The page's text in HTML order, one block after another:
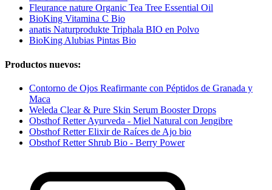
Fleurance nature Organic Tea Tree Essential Oil
BioKing Vitamina C Bio
anatis Naturprodukte Triphala BIO en Polvo
BioKing Alubias Pintas Bio
Productos nuevos:
Contorno de Ojos Reafirmante con Péptidos de Granada y
Maca
Weleda Clear & Pure Skin Serum Booster Drops
Obsthof Retter Ayurveda - Miel Natural con Jengibre
Obsthof Retter Elixir de Raíces de Ajo bio
Obsthof Retter Shrub Bio - Berry Power